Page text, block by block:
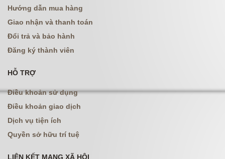
Hướng dẫn mua hàng
Giao nhận và thanh toán
Đổi trả và bảo hành
Đăng ký thành viên
HỖ TRỢ
Điều khoản sử dụng
Điều khoản giao dịch
Dịch vụ tiện ích
Quyền sở hữu trí tuệ
LIÊN KẾT MẠNG XÃ HỘI